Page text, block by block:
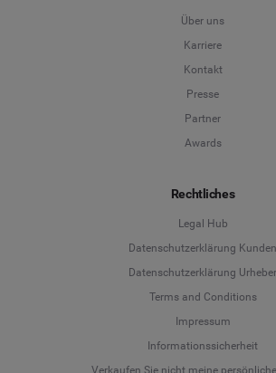
Über uns
Karriere
Kontakt
Presse
Partner
Awards
Rechtliches
Legal Hub
Datenschutzerklärung Kunden
Datenschutzerklärung Urheber
Terms and Conditions
Impressum
Informationssicherheit
Verkaufen Sie nicht meine